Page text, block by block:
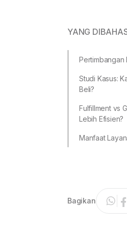
YANG
Pertimbangan
Studi Kasus:
Beli?
Fulfillment vs
Lebih Efisien?
Manfaat
Bagikan